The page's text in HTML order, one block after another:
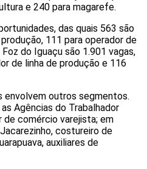
e 240 para magarefe.
das quais 563 são
111 para operador de
do Iguaçu são 1.901 vagas,
de linha de produção e 116
envolvem outros segmentos.
Agências do Trabalhador
de comércio varejista; em
costureiro de
auxiliares de